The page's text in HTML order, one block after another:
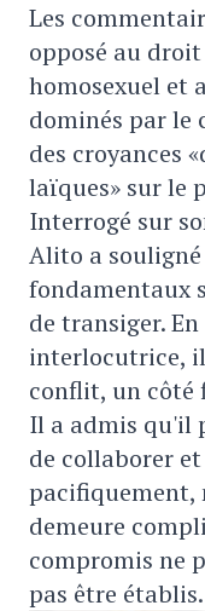
Les
opposé au
homosexuel et
dominés par le
des croyances
laïques» sur le
Interrogé sur
Alito a
fondamentaux
de transiger.
interlocutrice,
conflit, un côté
Il a admis qu'il
de collaborer
pacifiquement,
demeure
compromis ne
pas être établis.